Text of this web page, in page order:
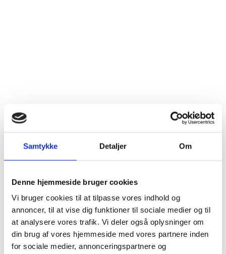
Samtykke Detaljer Om
Denne hjemmeside bruger cookies
Vi bruger cookies til at tilpasse vores indhold og
annoncer, til at vise dig funktioner til sociale medier og til
at analysere vores trafik. Vi deler også oplysninger om
din brug af vores hjemmeside med vores partnere inden
for sociale medier, annonceringspartnere og
Det får du​:
En generatoren med mulighed for remote start/stop.
pumper, skurvogne m.m. med 230/400V strøm
Brændstof: Diesel
Brændstoftank kapacitet: 80 liter
Driftforbrug ved 100% ca. 7 l pr. time
Max effekt: 30 kVA